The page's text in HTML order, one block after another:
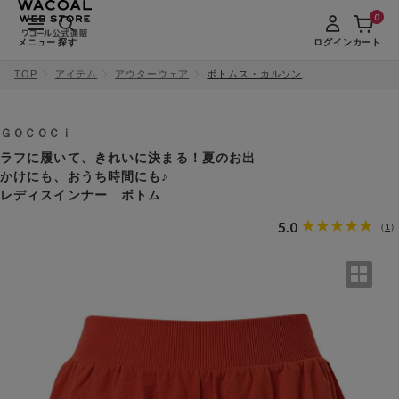
メニュー 探す ログインカート
0
TOP アイテム アウターウェア ボトムス・カルソン
ＧＯＣＯＣｉ
ラフに履いて、きれいに決まる！夏のお出
かけにも、おうち時間にも♪
レディスインナー ボトム
5.0 （ 1 ）